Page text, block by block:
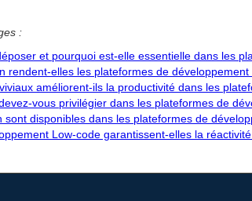
:
et pourquoi est-elle essentielle dans les
rendent-elles les plateformes de
améliorent-ils la productivité dans les
vous privilégier dans les plateformes de
disponibles dans les plateformes de
Low-code garantissent-elles la